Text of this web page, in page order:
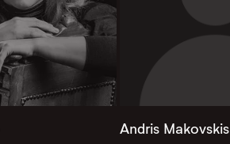
Andris Makovskis